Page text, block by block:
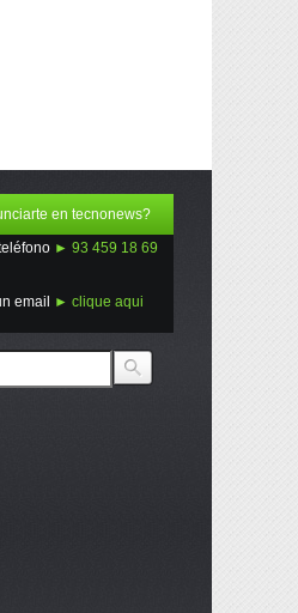
en tecnonews?
► 93 459 18 69
email ► clique aqui